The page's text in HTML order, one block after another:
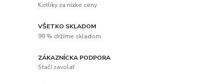
Kotlíky za nízke ceny
VŠETKO SKLADOM
99 % držíme skladom
ZÁKAZNÍCKA PODPORA
Stačí zavolať